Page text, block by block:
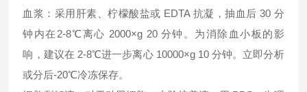
血浆：采用肝素、柠檬酸盐或 EDTA 抗凝，抽血后 30 分
钟内在2-8℃离心 2000×g 20 分钟。为消除血小板的影
响，建议在 2-8℃进一步离心 10000×g 10 分钟。立即分析
或分后-20℃冷冻保存。